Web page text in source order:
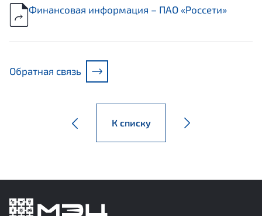
Финансовая информация – ПАО «Россети»
Обратная связь
К списку